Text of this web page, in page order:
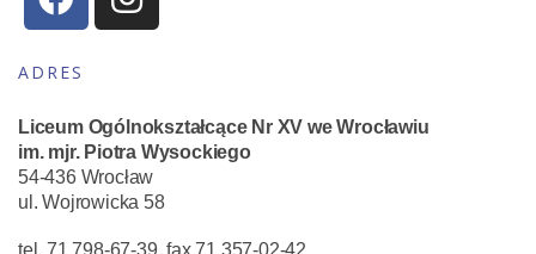
ADRES
Liceum Ogólnokształcące Nr XV we Wrocławiu
im. mjr. Piotra Wysockiego
54-436 Wrocław
ul. Wojrowicka 58
tel. 71 798-67-39, fax 71 357-02-42